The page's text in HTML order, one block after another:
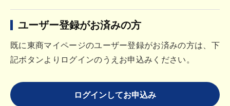
ユーザー登録がお済みの方
既に東商マイページのユーザー登録がお済みの方は、下
記ボタンよりログインのうえお申込みください。
ログインしてお申込み